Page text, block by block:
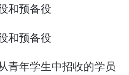
和预备役
和预备役
青年学生中招收的学员